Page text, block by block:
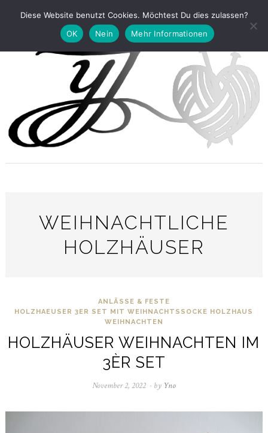
WEIHNACHTLICHE
HOLZHÄUSER
ANLÄSSE & FESTE
HOLZHAEUSER 3ER SET MIT WEIHNACHTSSOCKE HOLZHAUS
WEIHNACHTEN
HOLZHÄUSER WEIHNACHTEN IM
3ÈR SET
November 2, 2022November
2022
by Yno
Diese Website benutzt Cookies. Möchtest Du dies zulassen?
OK
Nein Mehr Informationen